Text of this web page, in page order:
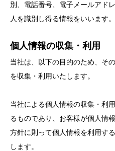
別、電話番号、電子メールアド
人を識別し得る情報をいいます。
個人情報の収集・利用
当社は、以下の目的のため、そ
を収集・利用いたします。
当社による個人情報の収集・利
るものであり、お客様が個人情
方針に則って個人情報を利用す
します。